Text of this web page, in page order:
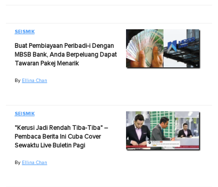
SEISMIK
Buat Pembiayaan Peribadi-i Dengan
MBSB Bank, Anda Berpeluang Dapat
Tawaran Pakej Menarik
By Ellina Chan
SEISMIK
"Kerusi Jadi Rendah Tiba-Tiba" –
Pembaca Berita Ini Cuba Cover
Sewaktu Live Buletin Pagi
By Ellina Chan